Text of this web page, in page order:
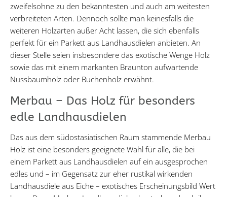
zweifelsohne zu den bekanntesten und auch am weitesten
verbreiteten Arten. Dennoch sollte man keinesfalls die
weiteren Holzarten außer Acht lassen, die sich ebenfalls
perfekt für ein Parkett aus Landhausdielen anbieten. An
dieser Stelle seien insbesondere das exotische Wenge Holz
sowie das mit einem markanten Braunton aufwartende
Nussbaumholz oder Buchenholz erwähnt.
Merbau – Das Holz für besonders
edle Landhausdielen
Das aus dem südostasiatischen Raum stammende Merbau
Holz ist eine besonders geeignete Wahl für alle, die bei
einem Parkett aus Landhausdielen auf ein ausgesprochen
edles und – im Gegensatz zur eher rustikal wirkenden
Landhausdiele aus Eiche – exotisches Erscheinungsbild Wert